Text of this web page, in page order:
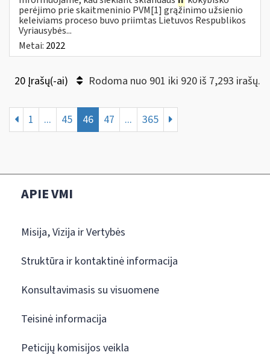
perėjimo prie skaitmeninio PVM[1] grąžinimo užsienio
keleiviams proceso buvo priimtas Lietuvos Respublikos
Vyriausybės...
Metai: 2022
20 Įrašų(-ai) Rodoma nuo 901 iki 920 iš 7,293 irašų.
1 ... 45 46 47 ... 365
APIE VMI
Misija, Vizija ir Vertybės
Struktūra ir kontaktinė informacija
Konsultavimasis su visuomene
Teisinė informacija
Peticijų komisijos veikla